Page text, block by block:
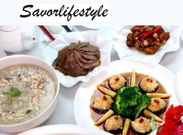
Skip
to
content